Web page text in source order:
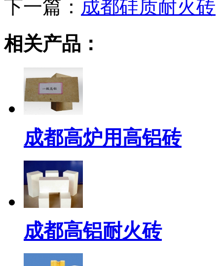
下一篇： 成都硅质耐火砖
相关产品：
成都高炉用高铝砖
成都高铝耐火砖